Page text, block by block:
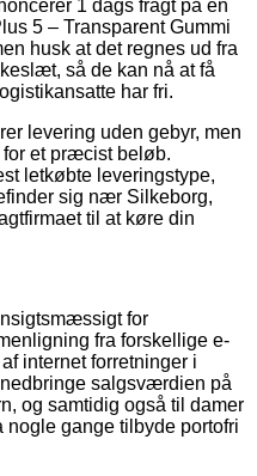
1 dags fragt på en
5 – Transparent Gummi
husk at det regnes ud fra
så de kan nå at få
har fri.
levering uden gebyr, men
et præcist beløb.
letkøbte leveringstype,
sig nær Silkeborg,
til at køre din
for
fra forskellige e-
internet forretninger i
salgsværdien på
og samtidig også til damer
nogle gange tilbyde portofri